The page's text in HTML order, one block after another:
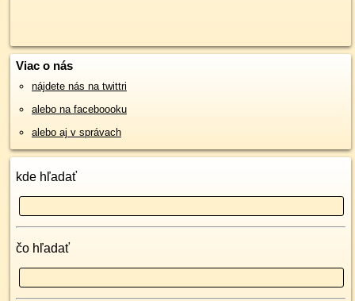
Viac o nás
nájdete nás na twittri
alebo na faceboooku
alebo aj v správach
kde hľadať
čo hľadať